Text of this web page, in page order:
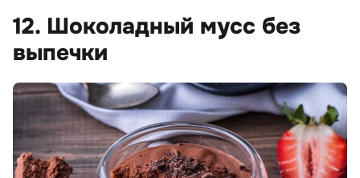
12. Шоколадный мусс без
выпечки